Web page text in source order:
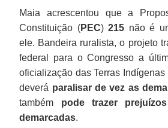
Maia acrescentou que a
Constituição (PEC)215 não é
ele. Bandeira ruralista, o projeto
federal para o Congresso a
oficialização das Terras Indígenas
deverá paralisar de vez as
também pode trazer
demarcadas.